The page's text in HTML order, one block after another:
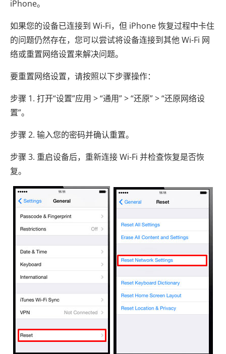
iPhone。
如果您的设备已连接到 Wi-Fi，但 iPhone 恢复过程中卡住
的问题仍然存在，您可以尝试将设备连接到其他 Wi-Fi 网
络或重置网络设置来解决问题。
要重置网络设置，请按照以下步骤操作：
步骤 1. 打开“设置”应用 > “通用” > “还原” > “还原网络设
置”。
步骤 2. 输入您的密码并确认重置。
步骤 3. 重启设备后，重新连接 Wi-Fi 并检查恢复是否恢
复。